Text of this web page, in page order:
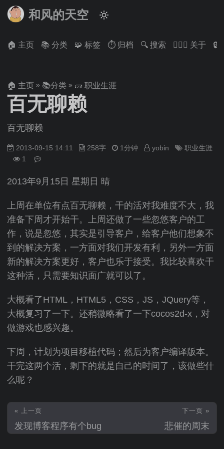
和风的天空
🏠 主页 📚 分类 🧩 标签 ⏱ 归档 🔍 搜索 🙋🏻‍♂️ 关于 🔒
🏠 主页 » 📚分类 » 🧱 职业生涯
百无聊赖
百无聊赖
2013-09-15 14:11 258字 1分钟 yobin
职业生涯
1
2013年9月15日 星期日 晴
上周在单位有点百无聊赖，干的活对我难度不大，我
准备下周才开始干。上周还做了一些忽悠客户的工
作，说是忽悠，其实是引导客户，给客户他们想象不
到的解决方案，一方面对我们开发有利，另外一方面
新的解决方案更好，客户也乐于接受。我比较喜欢干
这种活，只需要知识面广就可以了。
大概看了HTML，HTML5，CSS，JS，JQuery等，
大概复习了一下。还稍微略看了一下cocos2d-x，对
做游戏也感兴趣。
下周，计划为项目移植代码；然后为客户编译版本。
干完这两个活，剩下的就是自己的时间了，该做些什
么呢？
« 上一页
发现博客程序有个bug
下一页 »
悲催的周末